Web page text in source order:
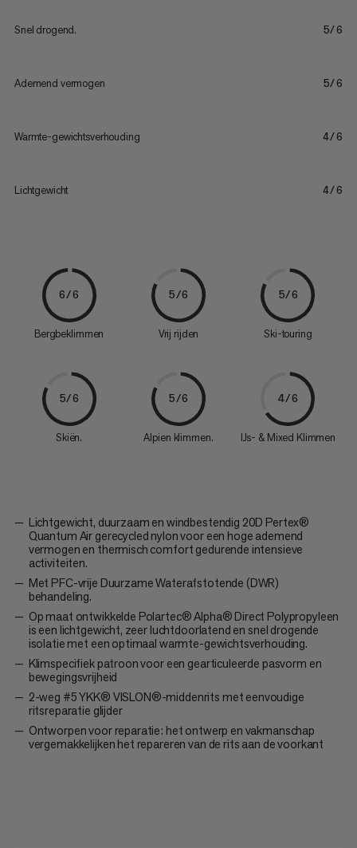
Snel drogend. 5/6
Ademend vermogen 5/6
Warmte-gewichtsverhouding 4/6
Lichtgewicht 4/6
6/6
Bergbeklimmen
5/6
Vrij rijden
5/6
Ski-touring
5/6
Skiën.
5/6
Alpien klimmen.
4/6
IJs- & Mixed Klimmen
Lichtgewicht, duurzaam en windbestendig 20D Pertex®
Quantum Air gerecycled nylon voor een hoge ademend
vermogen en thermisch comfort gedurende intensieve
activiteiten.
Met PFC-vrije Duurzame Waterafstotende (DWR)
behandeling.
Op maat ontwikkelde Polartec® Alpha® Direct Polypropyleen
is een lichtgewicht, zeer luchtdoorlatend en snel drogende
isolatie met een optimaal warmte-gewichtsverhouding.
Klimspecifiek patroon voor een gearticuleerde pasvorm en
bewegingsvrijheid
2-weg #5 YKK® VISLON®-middenrits met eenvoudige
ritsreparatie glijder
Ontworpen voor reparatie: het ontwerp en vakmanschap
vergemakkelijken het repareren van de rits aan de voorkant